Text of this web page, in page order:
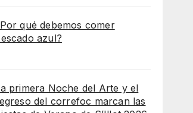
qué debemos comer
azul?
primera Noche del Arte y el
del correfoc marcan las